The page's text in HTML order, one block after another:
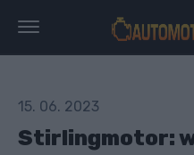
15. 06. 2023
Stirlingmotor: